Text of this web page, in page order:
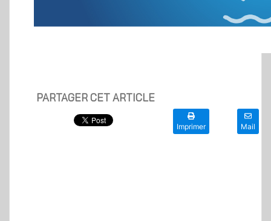
PARTAGER CET ARTICLE
Imprimer Mail